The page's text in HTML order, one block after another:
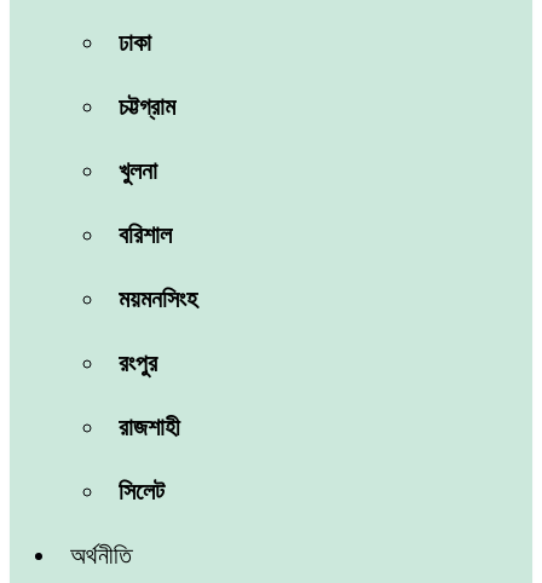
ঢাকা
চট্টগ্রাম
খুলনা
বরিশাল
ময়মনসিংহ
রংপুর
রাজশাহী
সিলেট
অর্থনীতি